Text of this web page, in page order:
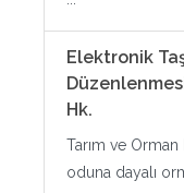
Elektronik
Hk.
Tarım ve Orman
oduna dayalı